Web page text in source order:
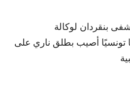
بنقردان لوكالة
تونسيًا أصيب بطلق ناري على